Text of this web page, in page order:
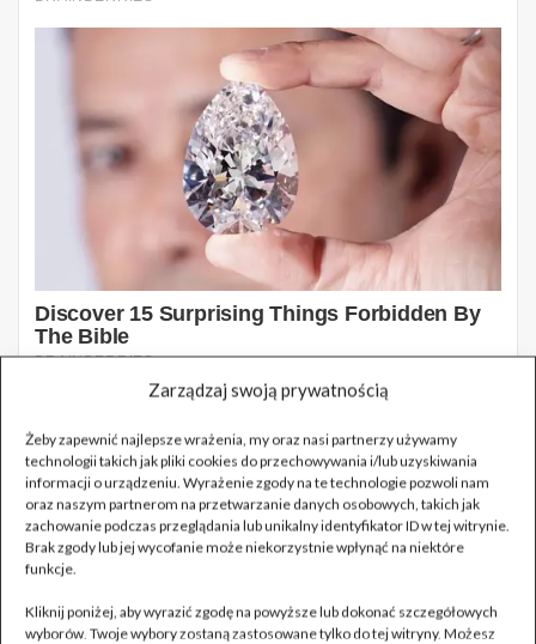
Zarządzaj swoją prywatnością
Żeby zapewnić najlepsze wrażenia, my oraz nasi partnerzy używamy
technologii takich jak pliki cookies do przechowywania i/lub uzyskiwania
informacji o urządzeniu. Wyrażenie zgody na te technologie pozwoli nam
oraz naszym partnerom na przetwarzanie danych osobowych, takich jak
zachowanie podczas przeglądania lub unikalny identyfikator ID w tej witrynie.
Brak zgody lub jej wycofanie może niekorzystnie wpłynąć na niektóre
funkcje.
Kliknij poniżej, aby wyrazić zgodę na powyższe lub dokonać szczegółowych
wyborów. Twoje wybory zostaną zastosowane tylko do tej witryny. Możesz